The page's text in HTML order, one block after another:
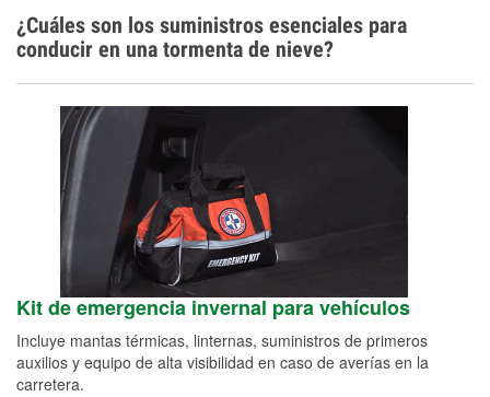
¿Cuáles son los suministros esenciales para
conducir en una tormenta de nieve?
Kit de emergencia invernal para vehículos
Incluye mantas térmicas, linternas, suministros de primeros
auxilios y equipo de alta visibilidad en caso de averías en la
carretera.